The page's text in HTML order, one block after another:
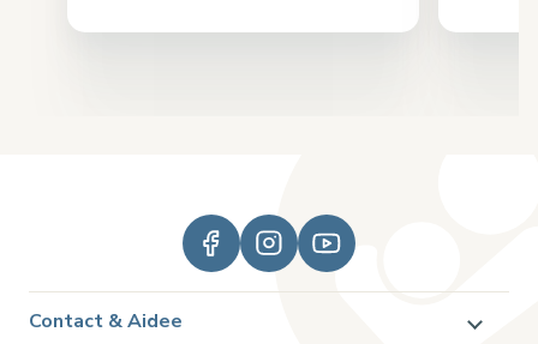
Contact & Aidee